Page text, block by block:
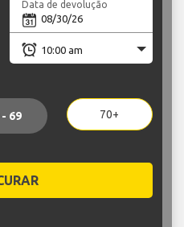
Data de devolução
- 69 70+